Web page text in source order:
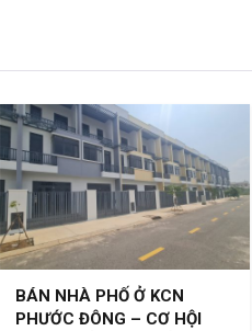
BÁN NHÀ PHỐ Ở KCN
PHƯỚC ĐÔNG – CƠ HỘI